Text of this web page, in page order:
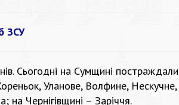
ЗСУ
Сьогодні на Сумщині постраждали
Уланове, Волфине, Нескучне,
на Чернігівщині – Заріччя.